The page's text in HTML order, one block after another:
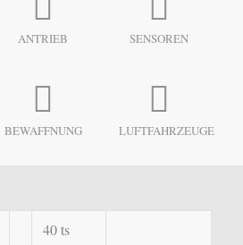
ANTRIEB SENSOREN
BEWAFFNUNG LUFTFAHRZEUGE
40 ts